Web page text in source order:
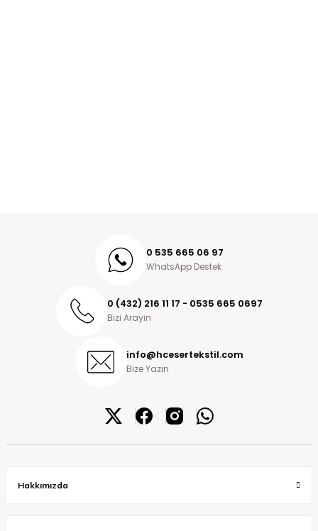
0 535 665 06 97
WhatsApp Destek
0 (432) 216 11 17 - 0535 665 0697
Bizi Arayın
info@hcesertekstil.com
Bize Yazın
Hakkımızda